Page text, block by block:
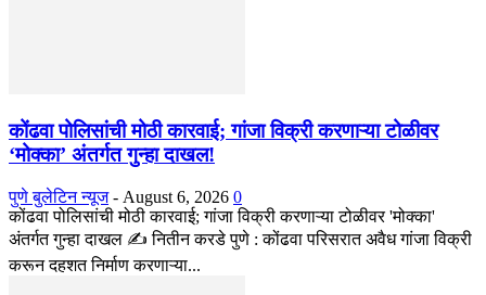
कोंढवा पोलिसांची मोठी कारवाई; गांजा विक्री करणाऱ्या टोळीवर
‘मोक्का’ अंतर्गत गुन्हा दाखल!
पुणे बुलेटिन न्यूज - August 6, 2026 0
कोंढवा पोलिसांची मोठी कारवाई; गांजा विक्री करणाऱ्या टोळीवर 'मोक्का'
अंतर्गत गुन्हा दाखल ✍️ नितीन करडे पुणे : कोंढवा परिसरात अवैध गांजा विक्री
करून दहशत निर्माण करणाऱ्या...